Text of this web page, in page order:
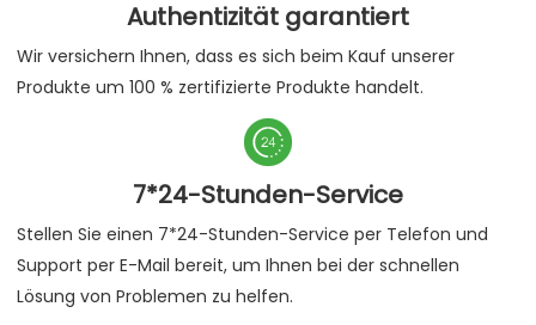
Authentizität garantiert
Wir versichern Ihnen, dass es sich beim Kauf unserer
Produkte um 100 % zertifizierte Produkte handelt.

7*24-Stunden-Service
Stellen Sie einen 7*24-Stunden-Service per Telefon und
Support per E-Mail bereit, um Ihnen bei der schnellen
Lösung von Problemen zu helfen.